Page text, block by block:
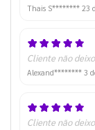
Thais S******** 23
Cliente não
Alexand******** 3
Cliente não